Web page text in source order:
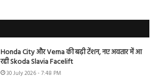
Honda City और Verna की बढ़ी टेंशन, नए अवतार में आ
रही Skoda Slavia Facelift
30 July 2026 - 7:48 PM